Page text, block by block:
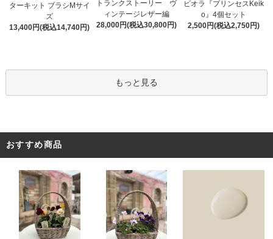
ターキット ブラシMサイ
ズ
13,400円(税込14,740円)
トランクストーリー ヴ
ィンテージレザー編
28,000円(税込30,800円)
ビオラ『プリンセスKeik
o』4個セット
2,500円(税込2,750円)
もっと見る
おすすめ商品